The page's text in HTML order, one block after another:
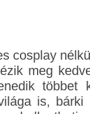
cosplay
meg
is, bárki